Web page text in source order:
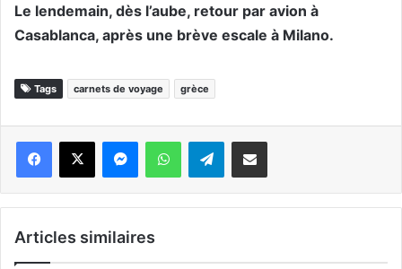
Le lendemain, dès l’aube, retour par avion à
Casablanca, après une brève escale à Milano.
Tags carnets de voyage grèce
WhatsApp Telegram
Articles similaires